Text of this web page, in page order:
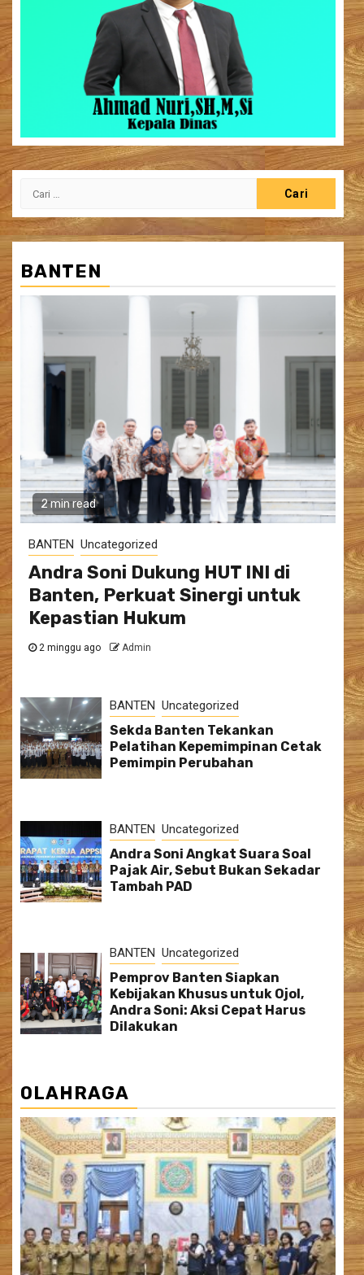
BANTEN
2 min read
BANTEN Uncategorized
Andra Soni Dukung HUT INI di
Banten, Perkuat Sinergi untuk
Kepastian Hukum
2 minggu ago Admin
BANTEN Uncategorized
Sekda Banten Tekankan
Pelatihan Kepemimpinan Cetak
Pemimpin Perubahan
BANTEN Uncategorized
Andra Soni Angkat Suara Soal
Pajak Air, Sebut Bukan Sekadar
Tambah PAD
BANTEN Uncategorized
Pemprov Banten Siapkan
Kebijakan Khusus untuk Ojol,
Andra Soni: Aksi Cepat Harus
Dilakukan
OLAHRAGA